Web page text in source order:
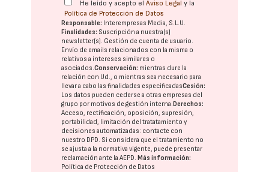
He leído y acepto elAviso Legal y la
Política de Protección de Datos
Responsable: Interempresas Media, S.L.U.
Finalidades: Suscripción a nuestra(s)
newsletter(s). Gestión de cuenta de usuario.
Envío de emails relacionados con la misma o
relativos a intereses similares o
asociados.Conservación: mientras dure la
relación con Ud., o mientras sea necesario para
llevar a cabo las finalidades especificadasCesión:
Los datos pueden cederse a otras empresas del
grupo por motivos de gestión interna. Derechos:
Acceso, rectificación, oposición, supresión,
portabilidad, limitación del tratatamiento y
decisiones automatizadas: contacte con
nuestro DPD. Si considera que el tratamiento no
se ajusta a la normativa vigente, puede presentar
reclamación ante laAEPD. Más información:
Política de Protección de Datos